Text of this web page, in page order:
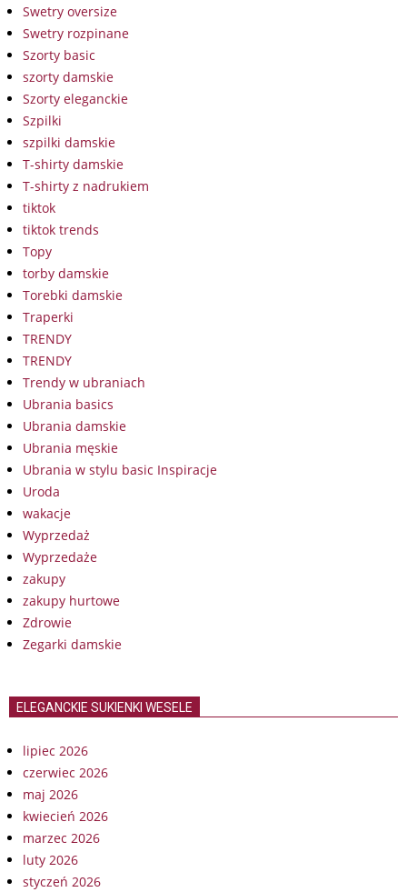
Swetry oversize
Swetry rozpinane
Szorty basic
szorty damskie
Szorty eleganckie
Szpilki
szpilki damskie
T-shirty damskie
T-shirty z nadrukiem
tiktok
tiktok trends
Topy
torby damskie
Torebki damskie
Traperki
TRENDY
TRENDY
Trendy w ubraniach
Ubrania basics
Ubrania damskie
Ubrania męskie
Ubrania w stylu basic Inspiracje
Uroda
wakacje
Wyprzedaż
Wyprzedaże
zakupy
zakupy hurtowe
Zdrowie
Zegarki damskie
ELEGANCKIE SUKIENKI WESELE
lipiec 2026
czerwiec 2026
maj 2026
kwiecień 2026
marzec 2026
luty 2026
styczeń 2026